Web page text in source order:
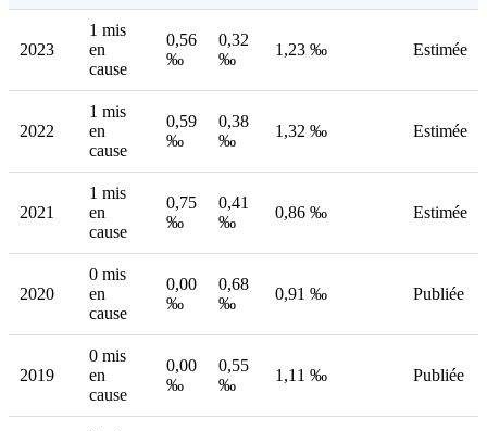
2023
1 mis
en
cause
0,56
‰
0,32
‰
1,23 ‰ Estimée
2022
1 mis
en
cause
0,59
‰
0,38
‰
1,32 ‰ Estimée
2021
1 mis
en
cause
0,75
‰
0,41
‰
0,86 ‰ Estimée
2020
0 mis
en
cause
0,00
‰
0,68
‰
0,91 ‰ Publiée
2019
0 mis
en
cause
0,00
‰
0,55
‰
1,11 ‰ Publiée